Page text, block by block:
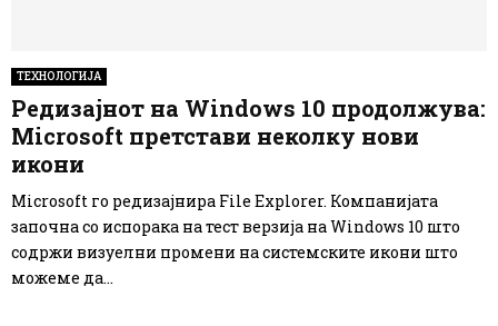
ТЕХНОЛОГИЈА
Редизајнот на Windows 10 продолжува:
Microsoft претстави неколку нови
икони
Microsoft го редизајнира File Explorer. Компанијата
започна со испорака на тест верзија на Windows 10 што
содржи визуелни промени на системските икони што
можеме да...